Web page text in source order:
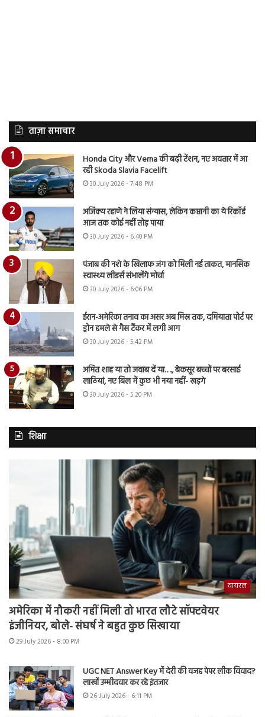
ताज़ा समाचार
Honda City और Verna की बढ़ी टेंशन, नए अवतार में आ
रही Skoda Slavia Facelift
30 July 2026 - 7:48 PM
अजिंक्य रहाणे ने लिया संन्यास, लेकिन कप्तानी का ये रिकॉर्ड
आज तक कोई नहीं तोड़ पाया
30 July 2026 - 6:40 PM
पंजाब की नशे के खिलाफ जंग को मिली नई ताकत, मानसिक
स्वास्थ्य लीडर्स संभालेंगे मोर्चा
30 July 2026 - 6:06 PM
ईरान-अमेरिका तनाव का असर अब मिस्र तक, दमियाता पोर्ट पर
ड्रोन हमले से गैस टैंकर में लगी आग
30 July 2026 - 5:42 PM
अमित शाह या तो जवाब दें या…., बेकसूर बच्चों पर बरसाई
लाठियां, नए बिल में कुछ भी नया नहीं- खड़गे
30 July 2026 - 5:20 PM
शिक्षा
वायरल
अमेरिका में नौकरी नहीं मिली तो भारत लौटे सॉफ्टवेयर
इंजीनियर, बोले- संघर्ष ने बहुत कुछ सिखाया
29 July 2026 - 8:00 PM
UGC NET Answer Key में देरी की वजह पेपर लीक विवाद?
लाखों उम्मीदवार कर रहे इंतजार
26 July 2026 - 6:11 PM